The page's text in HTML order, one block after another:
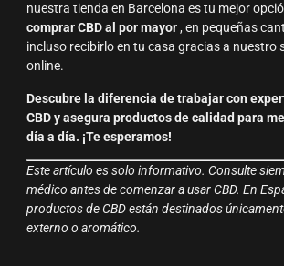
nuestra tienda en Barcelona es tu mejor
comprar CBD al por mayor, en pequeñas
incluso recibirlo en tu casa gracias a nuestro
online.
Descubre la diferencia de trabajar con
CBD y asegura productos de calidad para
día a día. ¡Te esperamos!
Este artículo es solo informativo. Consulte
médico antes de comenzar a usar CBD. En
productos de CBD están destinados
externo o aromático.